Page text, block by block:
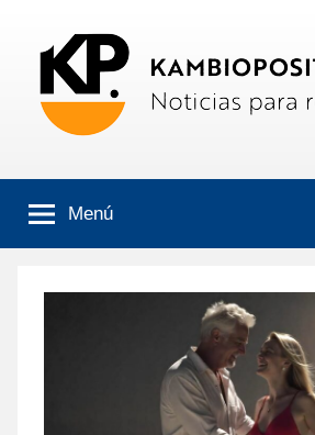
contenido
Kambiopositivo
online.
Noticias
reflexionar.
Menú